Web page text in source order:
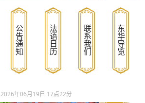
公告通知 法语日历 联系我们 东华导览
2026年06月19日 17点22分